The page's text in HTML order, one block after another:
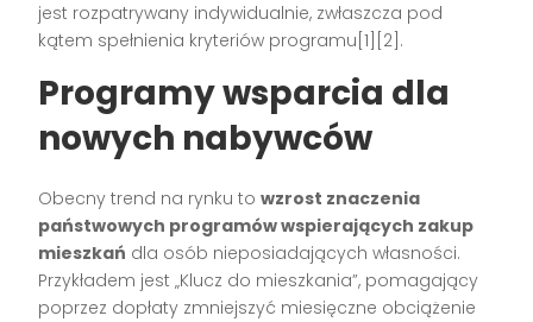
jest rozpatrywany indywidualnie, zwłaszcza pod
kątem spełnienia kryteriów programu[1][2].
Programy wsparcia dla
nowych nabywców
Obecny trend na rynku towzrost znaczenia
państwowych programów wspierających zakup
mieszkań dla osób nieposiadających własności.
Przykładem jest „Klucz do mieszkania”, pomagający
poprzez dopłaty zmniejszyć miesięczne obciążenie